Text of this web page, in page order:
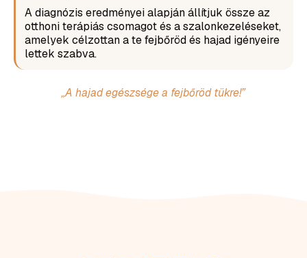
A diagnózis eredményei alapján állítjuk össze az
otthoni terápiás csomagot és a szalonkezeléseket,
amelyek célzottan a te fejbőröd és hajad igényeire
lettek szabva.
„A hajad egészsége a fejbőröd tükre!”